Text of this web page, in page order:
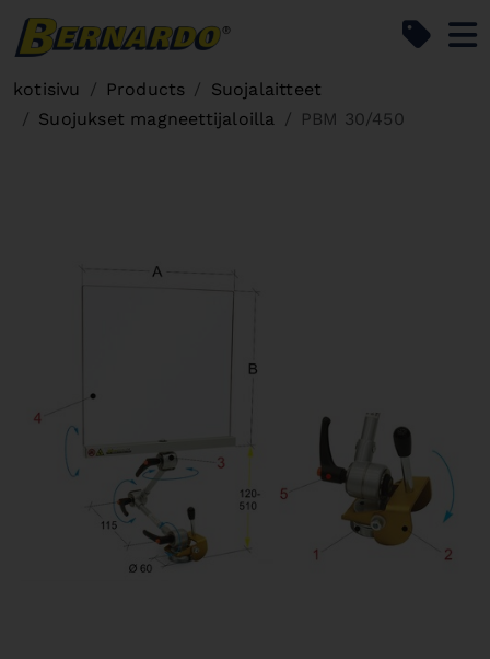
kotisivu Products
Suojalaitteet
Suojukset magneettijaloilla
PBM 30/450